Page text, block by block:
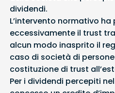
dividendi.
L’intervento normativo ha
eccessivamente il trust
alcun modo inasprito il
caso di società di
costituzione di trust
Per i dividendi percepiti